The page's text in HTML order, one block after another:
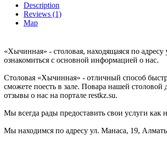
Description
Reviews (1)
Map
«Хычинная» - столовая, находящаяся по
ознакомиться с основной информацией о нас.
Столовая «Хычинная» - отличный способ
сможете поесть в зале. Повара нашей
отзывы о нас на портале restkz.su.
Мы всегда рады предоставить свои услуги
Мы находимся по адресу ул. Манаса, 19,